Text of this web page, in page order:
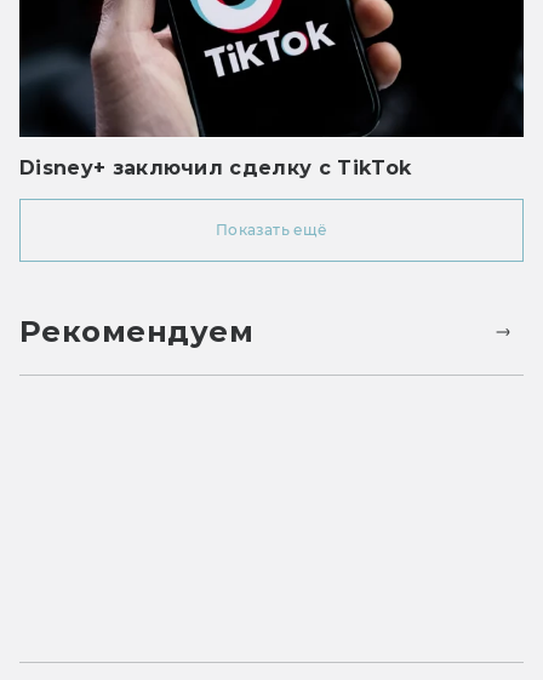
Disney+ заключил сделку с TikTok
Показать ещё
Рекомендуем